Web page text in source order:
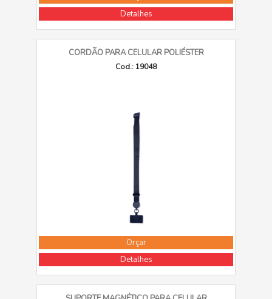
Detalhes
CORDÃO PARA CELULAR POLIÉSTER
Cod.: 19048
Orçar
Detalhes